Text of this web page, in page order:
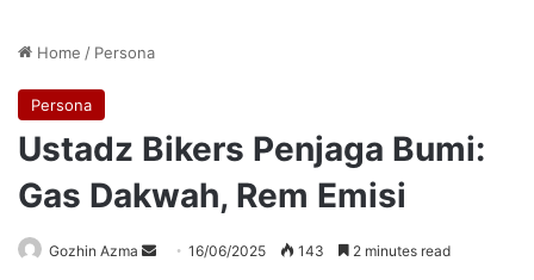
Home / Persona
Persona
Ustadz Bikers Penjaga Bumi:
Gas Dakwah, Rem Emisi
Gozhin Azma
Send16/06/2025 143 2 minutes read